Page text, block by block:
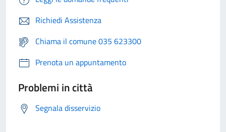
Richiedi Assistenza
Chiama il comune 035 623300
Prenota un appuntamento
Problemi in città
Segnala disservizio